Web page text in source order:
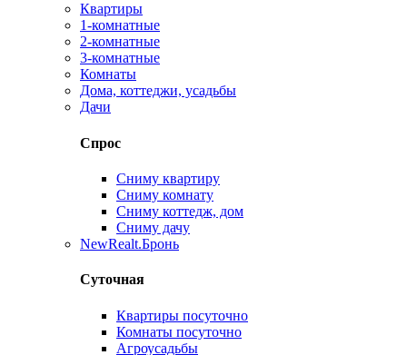
Квартиры
1-комнатные
2-комнатные
3-комнатные
Комнаты
Дома, коттеджи, усадьбы
Дачи
Спрос
Сниму квартиру
Сниму комнату
Сниму коттедж, дом
Сниму дачу
NewRealt.Бронь
Суточная
Квартиры посуточно
Комнаты посуточно
Агроусадьбы